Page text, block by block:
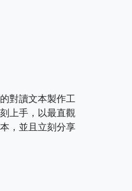
對讀文本製作工
上手，以最直觀
，並且立刻分享